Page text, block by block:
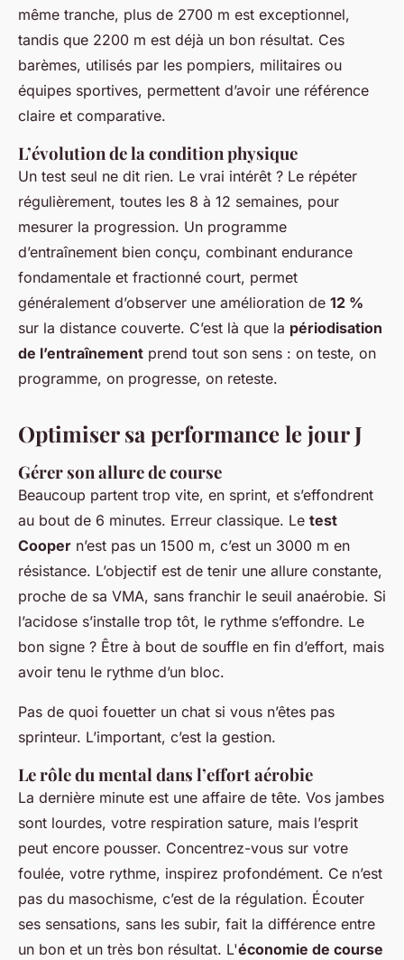
même tranche, plus de 2700 m est exceptionnel,
tandis que 2200 m est déjà un bon résultat. Ces
barèmes, utilisés par les pompiers, militaires ou
équipes sportives, permettent d’avoir une référence
claire et comparative.
L’évolution de la condition physique
Un test seul ne dit rien. Le vrai intérêt ? Le répéter
régulièrement, toutes les 8 à 12 semaines, pour
mesurer la progression. Un programme
d’entraînement bien conçu, combinant endurance
fondamentale et fractionné court, permet
généralement d’observer une amélioration de 12 %
sur la distance couverte. C’est là que la périodisation
de l’entraînement prend tout son sens : on teste, on
programme, on progresse, on reteste.
Optimiser sa performance le jour J
Gérer son allure de course
Beaucoup partent trop vite, en sprint, et s’effondrent
au bout de 6 minutes. Erreur classique. Le test
Cooper n’est pas un 1500 m, c’est un 3000 m en
résistance. L’objectif est de tenir une allure constante,
proche de sa VMA, sans franchir le seuil anaérobie. Si
l’acidose s’installe trop tôt, le rythme s’effondre. Le
bon signe ? Être à bout de souffle en fin d’effort, mais
avoir tenu le rythme d’un bloc.
Pas de quoi fouetter un chat si vous n’êtes pas
sprinteur. L’important, c’est la gestion.
Le rôle du mental dans l’effort aérobie
La dernière minute est une affaire de tête. Vos jambes
sont lourdes, votre respiration sature, mais l’esprit
peut encore pousser. Concentrez-vous sur votre
foulée, votre rythme, inspirez profondément. Ce n’est
pas du masochisme, c’est de la régulation. Écouter
ses sensations, sans les subir, fait la différence entre
un bon et un très bon résultat. L'économie de course